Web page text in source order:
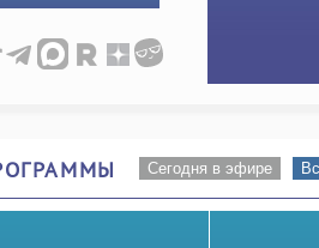
Сегодня в эфире